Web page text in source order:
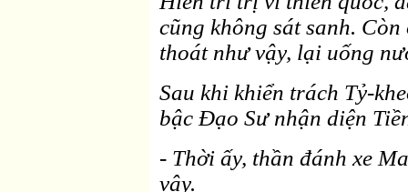
cũng không sát sanh.
thoát như vậy, lại uống
Sau khi khiển trách Tỷ-
bậc Ðạo Sư nhận diện
- Thời ấy, thần đánh xe
vậy.